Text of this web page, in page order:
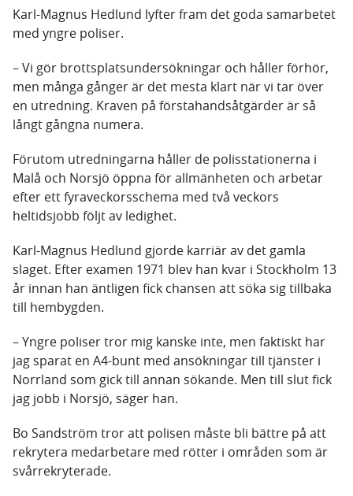
Karl-Magnus Hedlund lyfter fram det goda samarbetet
med yngre poliser.
– Vi gör brottsplatsundersökningar och håller förhör,
men många gånger är det mesta klart när vi tar över
en utredning. Kraven på förstahandsåtgärder är så
långt gångna numera.
Förutom utredningarna håller de polisstationerna i
Malå och Norsjö öppna för allmänheten och arbetar
efter ett fyraveckorsschema med två veckors
heltidsjobb följt av ledighet.
Karl-Magnus Hedlund gjorde karriär av det gamla
slaget. Efter examen 1971 blev han kvar i Stockholm 13
år innan han äntligen fick chansen att söka sig tillbaka
till hembygden.
– Yngre poliser tror mig kanske inte, men faktiskt har
jag sparat en A4-bunt med ansökningar till tjänster i
Norrland som gick till annan sökande. Men till slut fick
jag jobb i Norsjö, säger han.
Bo Sandström tror att polisen måste bli bättre på att
rekrytera medarbetare med rötter i områden som är
svårrekryterade.